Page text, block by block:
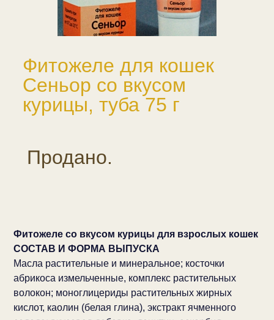
Фитожеле для кошек
Сеньор со вкусом
курицы, туба 75 г
Продано.
Фитожеле со вкусом курицы для взрослых кошек
СОСТАВ И ФОРМА ВЫПУСКА
Масла растительные и минеральное; косточки
абрикоса измельченные, комплекс растительных
волокон; моноглицериды растительных жирных
кислот, каолин (белая глина), экстракт ячменного